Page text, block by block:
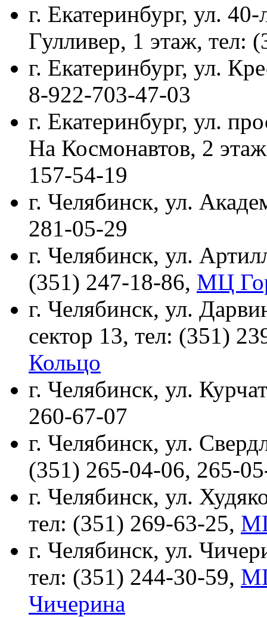
г. Екатеринбург, ул.
Гулливер, 1 этаж, тел:
г. Екатеринбург, ул.
8-922-703-47-03
г. Екатеринбург, ул.
На Космонавтов, 2
157-54-19
г. Челябинск, ул.
281-05-29
г. Челябинск, ул.
(351) 247-18-86, МЦ
г. Челябинск, ул.
сектор 13, тел: (351)
Кольцо
г. Челябинск, ул.
260-67-07
г. Челябинск, ул.
(351) 265-04-06, 265-
г. Челябинск, ул.
тел: (351) 269-63-25,
г. Челябинск, ул.
тел: (351) 244-30-59,
Чичерина